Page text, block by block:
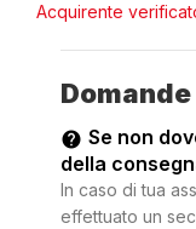
Acquirente
Se non
della
In caso di tua
effettuato un